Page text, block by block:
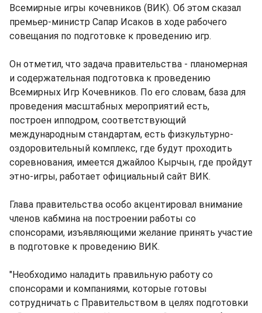
Всемирные игры кочевников (ВИК). Об этом сказал
премьер-министр Сапар Исаков в ходе рабочего
совещания по подготовке к проведению игр.
Он отметил, что задача правительства - планомерная
и содержательная подготовка к проведению
Всемирных Игр Кочевников. По его словам, база для
проведения масштабных мероприятий есть,
построен ипподром, соответствующий
международным стандартам, есть физкультурно-
оздоровительный комплекс, где будут проходить
соревнования, имеется джайлоо Кырчын, где пройдут
этно-игры, работает официальный сайт ВИК.
Глава правительства особо акцентировал внимание
членов кабмина на построении работы со
спонсорами, изъявляющими желание принять участие
в подготовке к проведению ВИК.
"Необходимо наладить правильную работу со
спонсорами и компаниями, которые готовы
сотрудничать с Правительством в целях подготовки